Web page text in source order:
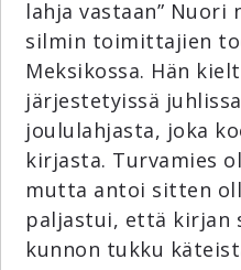
lahja vastaan”
silmin toimittajien
Meksikossa. Hän
järjestetyissä
joululahjasta, joka
kirjasta. Turvamies
mutta antoi sitten
paljastui, että kirjan
kunnon tukku